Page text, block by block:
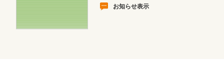
お知らせ表示